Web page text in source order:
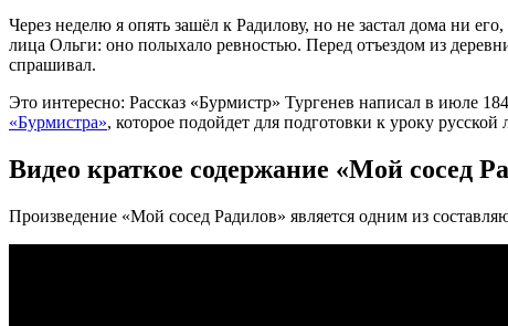
Через неделю я опять зашёл к Радилову, но не застал дома ни
лица Ольги: оно полыхало ревностью. Перед отъездом из
спрашивал.
Это интересно: Рассказ «Бурмистр» Тургенев написал в июле
«Бурмистра», которое подойдет для подготовки к уроку
Видео краткое содержание «Мой сосед
Произведение «Мой сосед Радилов» является одним из